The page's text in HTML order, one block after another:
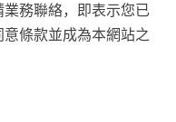
務聯絡，即表示您已
條款並成為本網站之